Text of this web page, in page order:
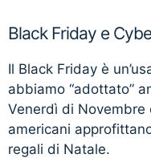
Black Friday e
Il Black Friday è
abbiamo “adottato”
Venerdì di
americani
regali di Natale.